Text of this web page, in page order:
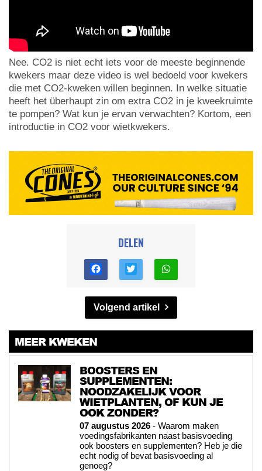
Nee. CO2 is niet echt iets voor de meeste beginnende
kwekers maar deze video is wel bedoeld voor kwekers
die met CO2-kweken willen beginnen. In welke situatie
heeft het überhaupt zin om extra CO2 in je kweekruimte
te pompen? Wat kun je ervan verwachten? Kortom, een
introductie in CO2 voor wietkwekers.
DELEN
Volgend artikel
MEER KWEKEN
BOOSTERS EN
SUPPLEMENTEN:
NOODZAKELIJK VOOR
WIETPLANTEN, OF KUN JE
OOK ZONDER?
07 augustus 2026 - Waarom maken
voedingsfabrikanten naast basisvoeding
ook boosters en supplementen? Heb je die
echt nodig of bevat basisvoeding al
genoeg?